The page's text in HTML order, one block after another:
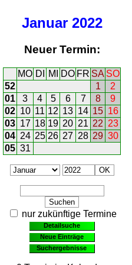
Januar 2022
Neuer Termin:
MO DI MI DO FR SA SO
52
1
2
01
3 4 5 6 7 8
9
02 10 11 12 13 14 15 16
03 17 18 19 20 21 22 23
04 24 25 26 27 28 29 30
05 31
nur zukünftige Termine
Detailsuche
Neue Einträge
Suchergebnisse